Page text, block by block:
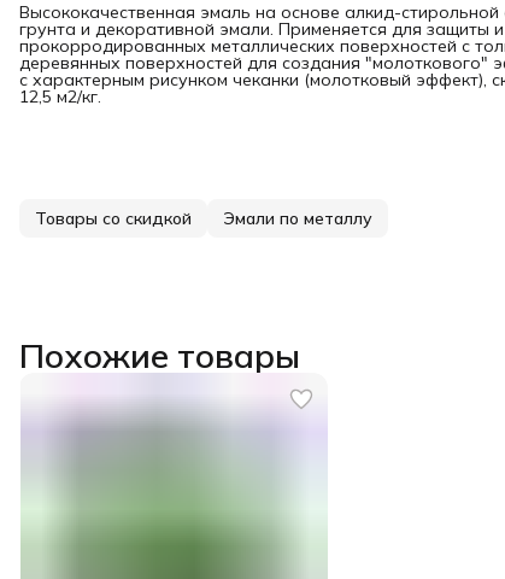
Высококачественная эмаль на основе алкид-
грунта и декоративной эмали. Применяется для защиты
прокорродированных металлических поверхностей с
деревянных поверхностей для создания "молоткового"
с характерным рисунком чеканки (молотковый эффект),
12,5 м2/кг.
Товары со скидкой Эмали по металлу
Похожие товары